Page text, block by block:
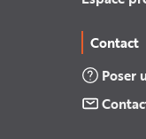
Contact
Poser